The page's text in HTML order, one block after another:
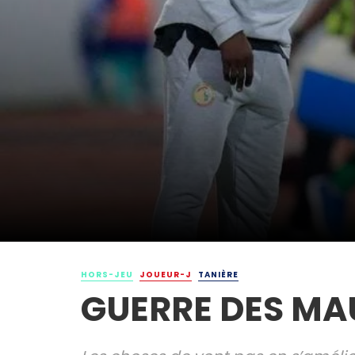
HORS-JEU JOUEUR-J TANIÈRE
GUERRE DES